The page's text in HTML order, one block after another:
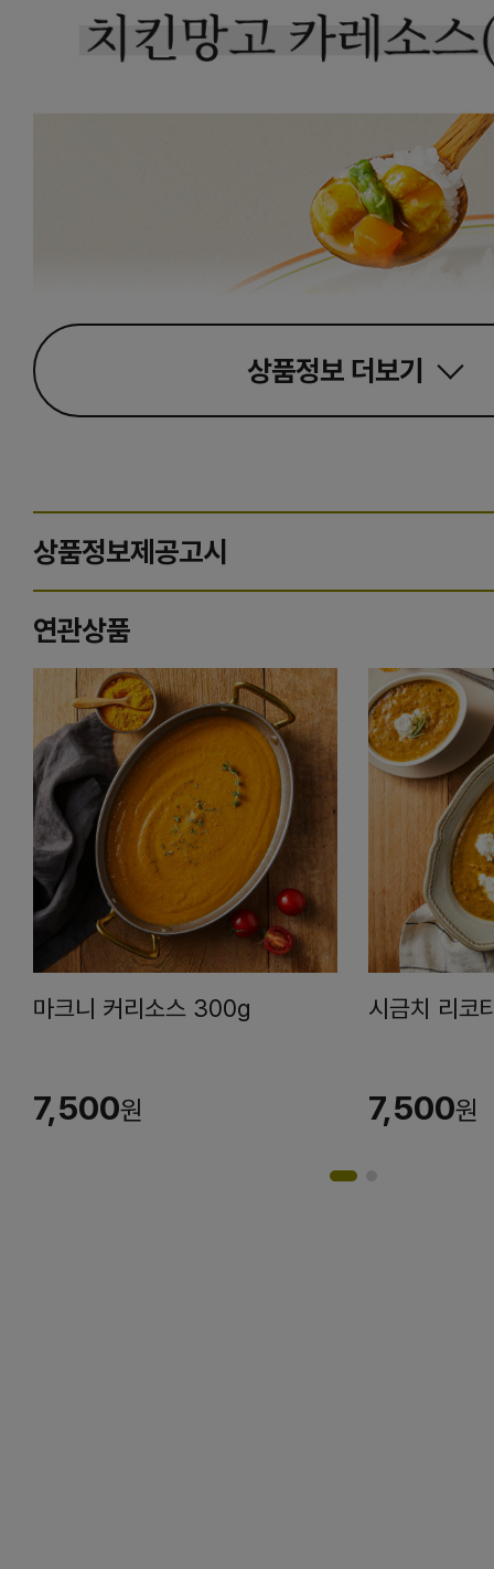
상품정보 더보기
상품정보제공고시
연관상품
마크니 커리소스 300g
7,500원
시금치 리코
7,500원